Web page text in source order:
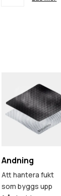
Andning
Att hantera fukt
som byggs upp